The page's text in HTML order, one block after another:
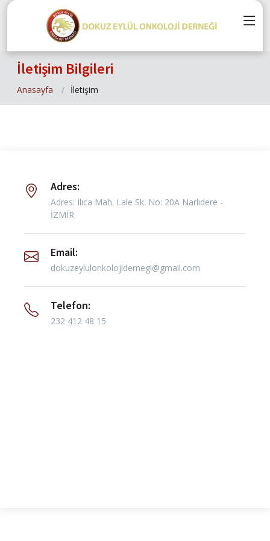
İletişim Bilgileri
Anasayfa İletişim
Adres:
Adres: Ilıca Mah. Lale Sk. No: 20A Narlıdere -
İZMİR
Email:
dokuzeylulonkolojidernegi@gmail.com
Telefon:
232 412 48 15